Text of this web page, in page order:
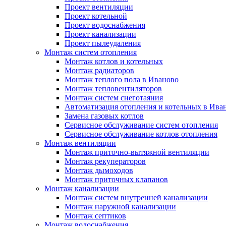
Проект вентиляции
Проект котельной
Проект водоснабжения
Проект канализации
Проект пылеудаления
Монтаж систем отопления
Монтаж котлов и котельных
Монтаж радиаторов
Монтаж теплого пола в Иваново
Монтаж тепловентиляторов
Монтаж систем снеготаяния
Автоматизация отопления и котельных в
Замена газовых котлов
Сервисное обслуживание систем отопления
Сервисное обслуживание котлов отопления
Монтаж вентиляции
Монтаж приточно-вытяжной вентиляции
Монтаж рекуператоров
Монтаж дымоходов
Монтаж приточных клапанов
Монтаж канализации
Монтаж систем внутренней канализации
Монтаж наружной канализации
Монтаж септиков